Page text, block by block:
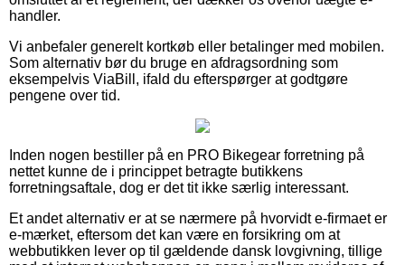
handler.
Vi anbefaler generelt kortkøb eller betalinger med mobilen.
Som alternativ bør du bruge en afdragsordning som
eksempelvis ViaBill, ifald du efterspørger at godtgøre
pengene over tid.
Inden nogen bestiller på en PRO Bikegear forretning på
nettet kunne de i princippet betragte butikkens
forretningsaftale, dog er det tit ikke særlig interessant.
Et andet alternativ er at se nærmere på hvorvidt e-firmaet er
e-mærket, eftersom det kan være en forsikring om at
webbutikken lever op til gældende dansk lovgivning, tillige